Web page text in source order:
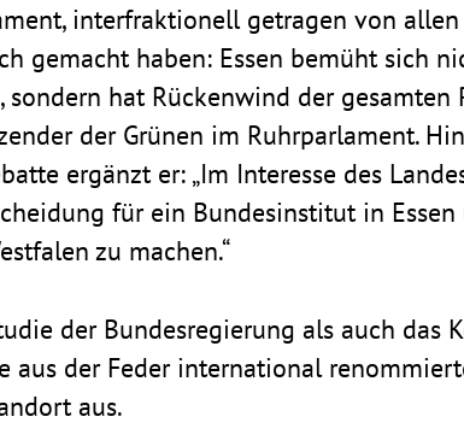
inter­frak­tio­nell getragen von
gemacht haben: Essen bemüht sich
hat Rücken­wind der gesamten
der Grünen im Ruhr­par­la­ment.
ergänzt er: „Im Inter­esse des
für ein Bundes­in­stitut in Essen
zu machen.“
der Bundes­re­gie­rung als auch das
aus der Feder inter­na­tional
aus.